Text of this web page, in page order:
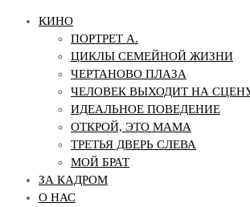
КИНО
ПОРТРЕТ А.
ЦИКЛЫ СЕМЕЙНОЙ ЖИЗНИ
ЧЕРТАНОВО ПЛАЗА
ЧЕЛОВЕК ВЫХОДИТ НА
ИДЕАЛЬНОЕ ПОВЕДЕНИЕ
ОТКРОЙ, ЭТО МАМА
ТРЕТЬЯ ДВЕРЬ СЛЕВА
МОЙ БРАТ
ЗА КАДРОМ
О НАС